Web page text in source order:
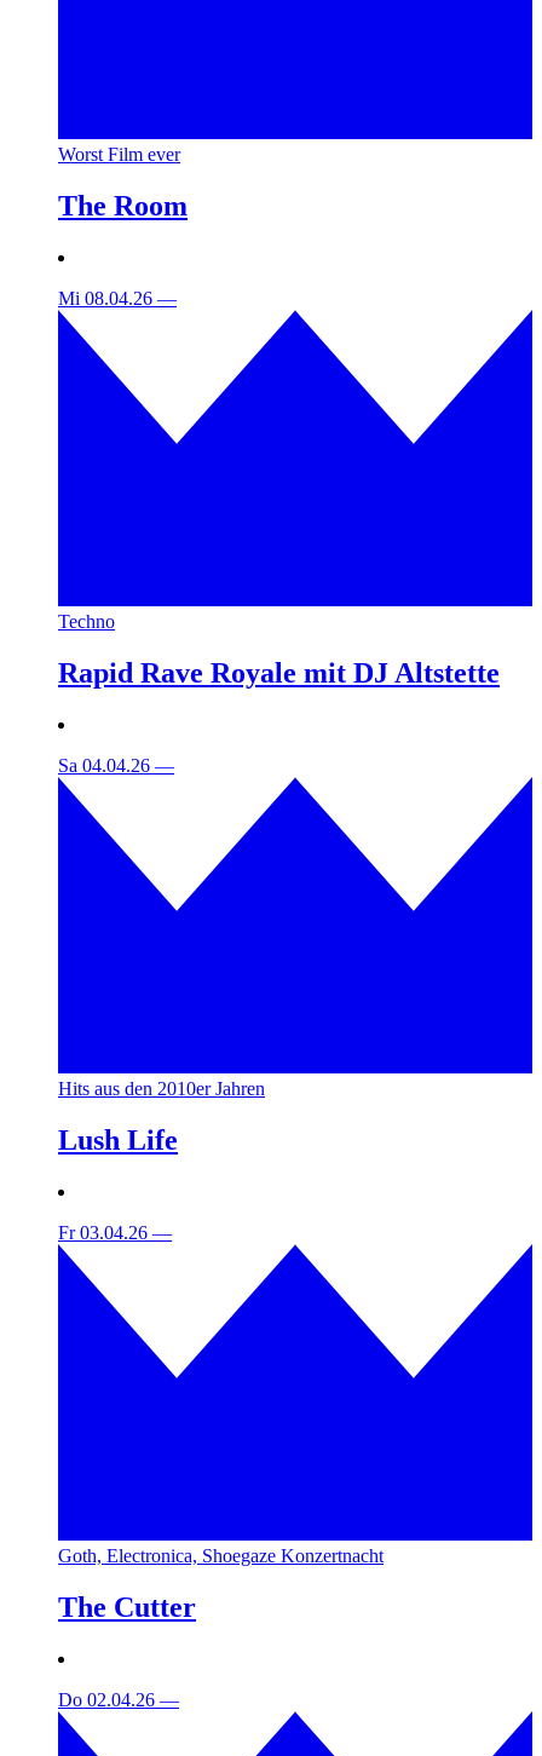
Worst Film ever
The Room
Mi 08.04.26 —
Techno
Rapid Rave Royale mit DJ Altstette
Sa 04.04.26 —
Hits aus den 2010er Jahren
Lush Life
Fr 03.04.26 —
Goth, Electronica, Shoegaze Konzertnacht
The Cutter
Do 02.04.26 —